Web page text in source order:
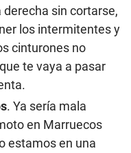
sin cortarse,
los intermitentes y
cinturones no
te vaya a pasar
. Ya sería mala
en Marruecos
estamos en una